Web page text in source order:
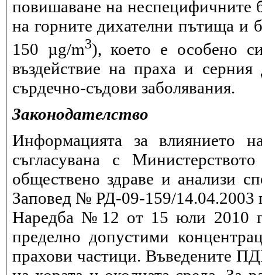
повишаване на неспецифичните
на горните дихателни пътища и
150 µg/m3), което е особено
въздействие на праха и
сърдечно-съдови заболявания.
Законодателство
Информацията за влиянието
съгласувана с
обществено здраве и анализи
Заповед № РД-09-159/14.04.2003
Наредба №12 от 15 юли 2010
пределно допустими
прахови частици. Въведените